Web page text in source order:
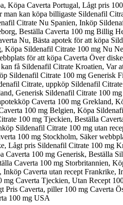
Köpa Caverta Portugal, Lågt pris
man kan köpa billigaste Sildenafil
Citrate Nu Spanien, Inköp
Beställa Caverta 100 mg Billig
Nu, Bästa apotek för att köpa
Sildenafil Citrate 100 mg Nu
för att köpa Caverta Över
få Sildenafil Citrate Kroatien,
Sildenafil Citrate 100 mg
Citrate, uppköp Sildenafil
Generisk Sildenafil Citrate 100
Caverta 100 mg Grekland,
100 mg Belgien, Köpa
100 mg Tjeckien, Beställa
Sildenafil Citrate 100 mg utan
100 mg Stockholm, Säker
Lågt pris Sildenafil Citrate 100 mg
Caverta 100 mg Generisk, Beställa
Caverta 100 mg Storbritannien,
Caverta utan recept Frankrike,
mg Caverta Tjeckien, Utan Recept
Caverta, piller 100 mg Caverta
100 mg USA